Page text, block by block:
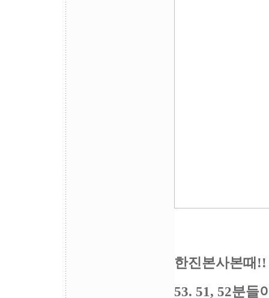
한진본사본때
53. 51, 52분들